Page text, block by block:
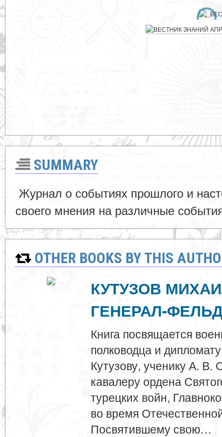
SUMMARY
Журнал о событиях прошлого и
своего мнения на различные
OTHER BOOKS BY THIS
КУТУЗОВ
ГЕНЕРАЛ-
Книга посвящается
полководца и
Кутузову, ученику А.
кавалеру ордена
турецких войн,
во время
Посвятившему свою…